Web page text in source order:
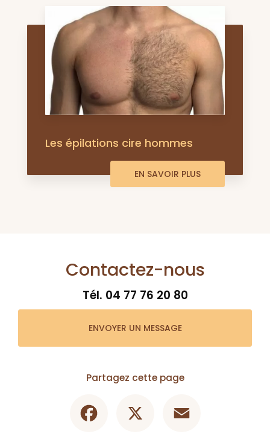
Les épilations cire hommes
EN SAVOIR PLUS
Contactez-nous
Tél. 04 77 76 20 80
ENVOYER UN MESSAGE
Partagez cette page